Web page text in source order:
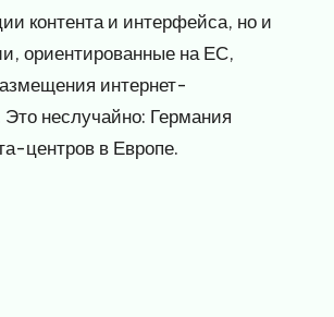
контента и интерфейса, но и
ориентированные на ЕС,
интернет-
неслучайно: Германия
центров в Европе.